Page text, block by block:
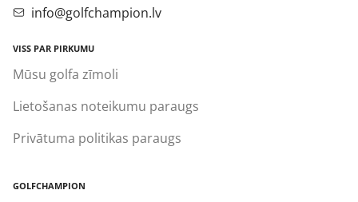
info@golfchampion.lv
VISS PAR PIRKUMU
Mūsu golfa zīmoli
Lietošanas noteikumu paraugs
Privātuma politikas paraugs
GOLFCHAMPION